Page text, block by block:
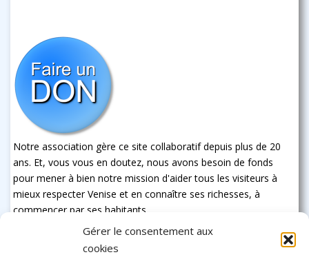
Gérer le consentement aux
cookies
Notre association gère ce site collaboratif depuis plus de 20
ans. Et, vous vous en doutez, nous avons besoin de fonds
pour mener à bien notre mission d'aider tous les visiteurs à
mieux respecter Venise et en connaître ses richesses, à
commencer par ses habitants